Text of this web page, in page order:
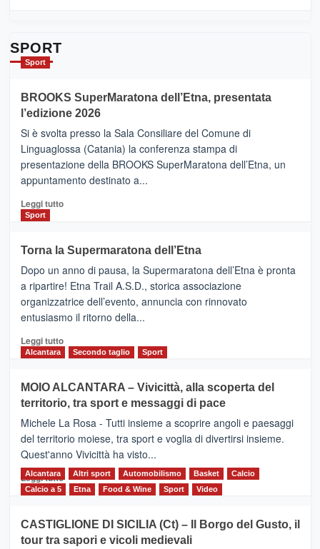
con
la
Al
via
i
collegamenti
SPORT
Sport
BROOKS SuperMaratona dell’Etna, presentata
l’edizione 2026
Si è svolta presso la Sala Consiliare del Comune di
Linguaglossa (Catania) la conferenza stampa di
presentazione della BROOKS SuperMaratona dell’Etna, un
appuntamento destinato a...
Leggi tuttoLeggi
BROOKS
SuperMaratona
dell’Etna,
presentata
l’edizione
2026
Sport
Torna la Supermaratona dell’Etna
Dopo un anno di pausa, la Supermaratona dell’Etna è pronta
a ripartire! Etna Trail A.S.D., storica associazione
organizzatrice dell’evento, annuncia con rinnovato
entusiasmo il ritorno della...
Leggi tuttoLeggi
Torna
la
Supermaratona
dell’Etna
Alcantara Secondo taglio Sport
MOIO ALCANTARA – Vivicittà, alla scoperta del
territorio, tra sport e messaggi di pace
Michele La Rosa - Tutti insieme a scoprire angoli e paesaggi
del territorio moiese, tra sport e voglia di divertirsi insieme.
Quest'anno Vivicittà ha visto...
Leggi tutto Leggi
MOIO
ALCANTARA
Alcantara Altri sport Automobilismo Basket
Calcio
Calcio a 5
Etna Food & Wine Sport Video
CASTIGLIONE DI SICILIA (Ct) – Il Borgo del Gusto, il
tour tra sapori e vicoli medievali